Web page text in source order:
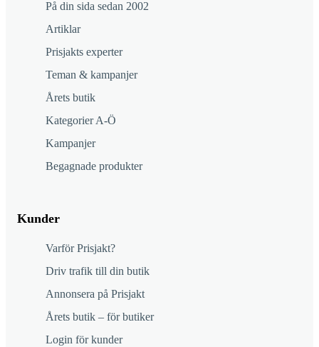
På din sida sedan 2002
Artiklar
Prisjakts experter
Teman & kampanjer
Årets butik
Kategorier A-Ö
Kampanjer
Begagnade produkter
Kunder
Varför Prisjakt?
Driv trafik till din butik
Annonsera på Prisjakt
Årets butik – för butiker
Login för kunder